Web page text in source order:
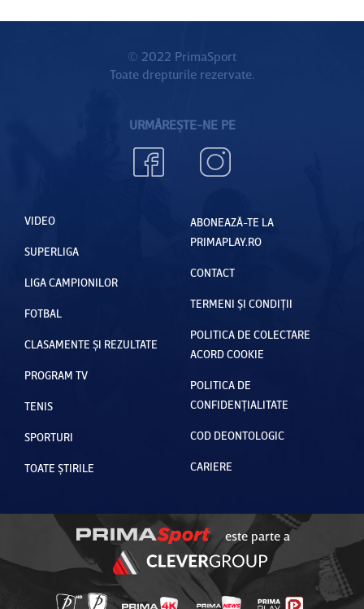
© 2022 PrimaSport
Toate drepturile rezervate.
URMĂREȘTE-NE PE
VIDEO
SUPERLIGA
LIGA CAMPIONILOR
FOTBAL
CLASAMENTE ȘI REZULTATE
PROGRAM TV
TENIS
SPORTURI
TOATE ȘTIRILE
ABONEAZĂ-TE LA
PRIMAPLAY.RO
CONTACT
TERMENI ȘI CONDIȚII
POLITICA DE COLECTARE
ACORD COOKIE
POLITICA DE
CONFIDENȚIALITATE
COD DEONTOLOGIC
CARIERE
este parte a